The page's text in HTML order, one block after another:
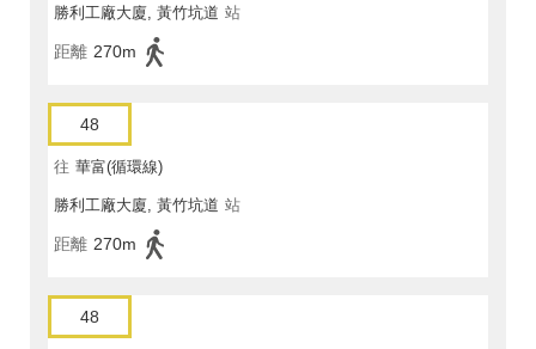
勝利工廠大廈, 黃竹坑道 站
距離 270m
48
往 華富(循環線)
勝利工廠大廈, 黃竹坑道 站
距離 270m
48